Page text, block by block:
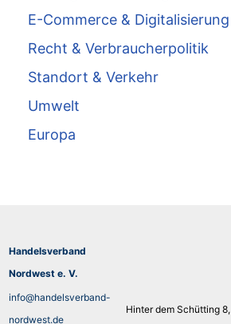
E-Commerce & Digitalisierung
Recht & Verbraucherpolitik
Standort & Verkehr
Umwelt
Europa
Handelsverband
Nordwest e. V.
info@handelsverband-
nordwest.de
Hinter dem Schütting 8,